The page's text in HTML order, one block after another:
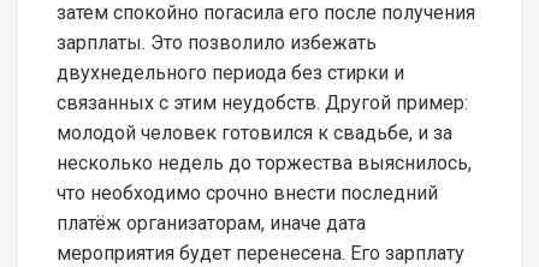
затем спокойно погасила его после получения
зарплаты. Это позволило избежать
двухнедельного периода без стирки и
связанных с этим неудобств. Другой пример:
молодой человек готовился к свадьбе, и за
несколько недель до торжества выяснилось,
что необходимо срочно внести последний
платёж организаторам, иначе дата
мероприятия будет перенесена. Его зарплату